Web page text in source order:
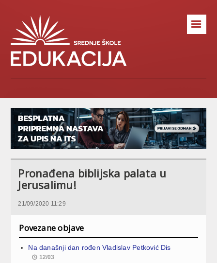
☰
Pronađena biblijska palata u
Jerusalimu!
21/09/2020 11:29
Povezane objave
Na današnji dan rođen Vladislav Petković Dis
12/03